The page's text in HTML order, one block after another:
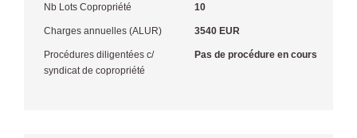
Nb Lots Copropriété 10
Charges annuelles (ALUR) 3540 EUR
Procédures diligentées c/
syndicat de copropriété
Pas de procédure en cours